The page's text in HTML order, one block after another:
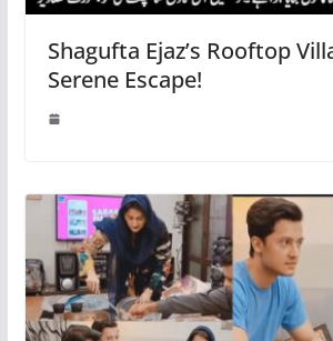
Shagufta Ejaz’s Rooftop
Serene Escape!